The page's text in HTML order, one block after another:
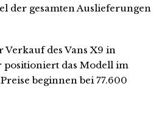
der gesamten Auslieferungen
Verkauf des Vans X9 in
positioniert das Modell im
beginnen bei 77.600